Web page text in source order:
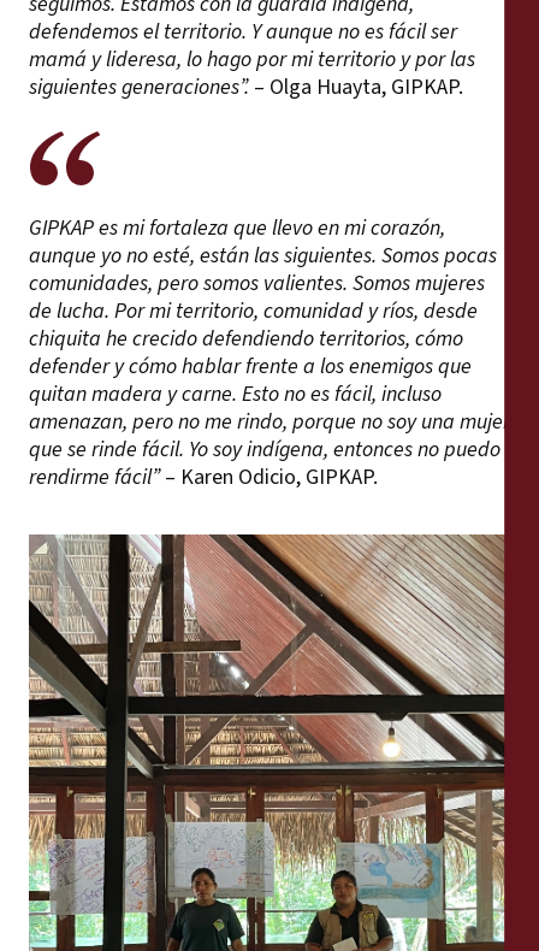
defendemos el territorio. Y aunque no es fácil ser
mamá y lideresa, lo hago por mi territorio y por las
siguientes generaciones”. – Olga Huayta, GIPKAP.
GIPKAP es mi fortaleza que llevo en mi corazón,
aunque yo no esté, están las siguientes. Somos pocas
comunidades, pero somos valientes. Somos mujeres
de lucha. Por mi territorio, comunidad y ríos, desde
chiquita he crecido defendiendo territorios, cómo
defender y cómo hablar frente a los enemigos que
quitan madera y carne. Esto no es fácil, incluso
amenazan, pero no me rindo, porque no soy una mujer
que se rinde fácil. Yo soy indígena, entonces no puedo
rendirme fácil”– Karen Odicio, GIPKAP.